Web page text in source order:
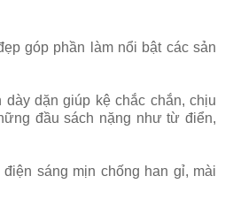
góp phần làm nổi bật các sản
dặn giúp kệ chắc chắn, chịu
đầu sách nặng như từ điển,
sáng mịn chống han gỉ, mài